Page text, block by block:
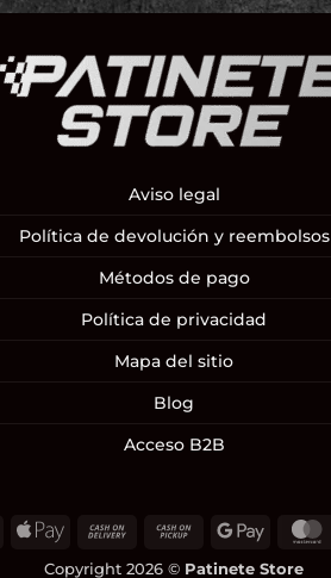
Aviso legal
Política de devolución y reembolsos
Métodos de pago
Política de privacidad
Mapa del sitio
Blog
Acceso B2B
Klarna
Apple
Cash
Cash
Google
Copyright 2026 © Patinete Store